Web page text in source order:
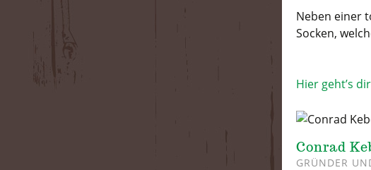
Neben einer
Socken,
Hier geht’s
Conrad
GRÜNDER